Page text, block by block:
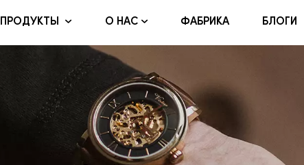
ПРОДУКТЫ О НАС ФАБРИКА БЛОГИ